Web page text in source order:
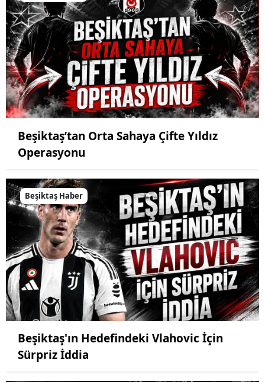
Beşiktaş’tan Orta Sahaya Çifte Yıldız
Operasyonu
Beşiktaş Haber
Beşiktaş'ın Hedefindeki Vlahovic İçin
Sürpriz İddia